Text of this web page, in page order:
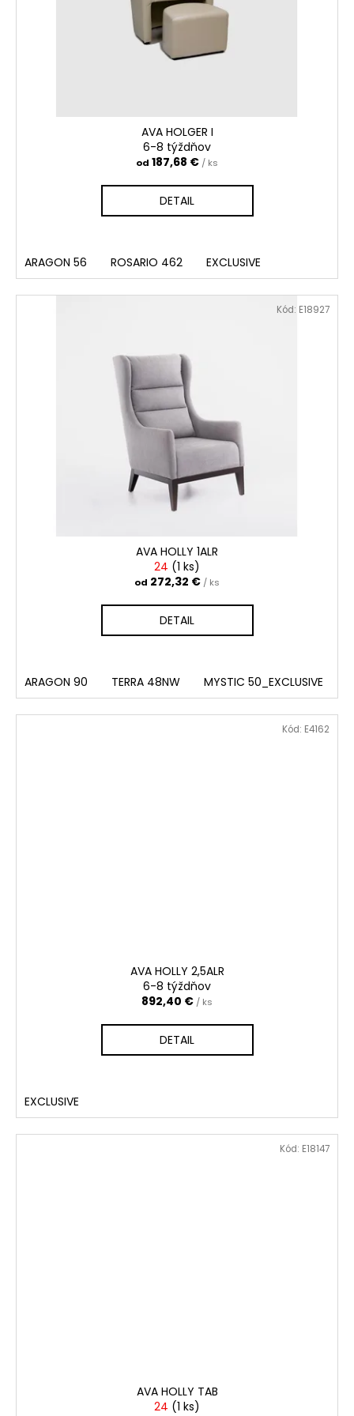
AVA HOLGER I
6-8 týždňov
od 187,68 € / ks
DETAIL
ARAGON 56 ROSARIO 462 EXCLUSIVE
AVA HOLLY 1ALR
24 (1 ks)
od 272,32 € / ks
DETAIL
ARAGON 90 TERRA 48NW MYSTIC 50_EXCLUSIVE
Kód: E18927
AVA HOLLY 2,5ALR
6-8 týždňov
892,40 € / ks
DETAIL
EXCLUSIVE
Kód: E4162
AVA HOLLY TAB
24 (1 ks)
Kód: E18147